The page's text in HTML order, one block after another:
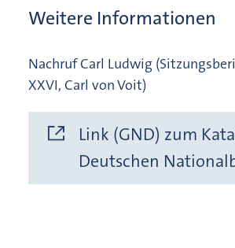
Weitere Informationen
Nachruf Carl Ludwig
XXVI, Carl von Voit)
Link (GND) zum
Deutschen